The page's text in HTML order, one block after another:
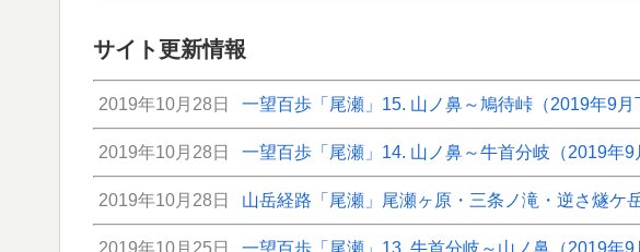
サイト更新情報
2019年10月28日 一望百歩「尾瀬」15. 山ノ鼻～鳩待峠（2019年9月
2019年10月28日 一望百歩「尾瀬」14. 山ノ鼻～牛首分岐（2019年
2019年10月28日 山岳経路「尾瀬」尾瀬ヶ原・三条ノ滝・逆さ燧ケ
2019年10月25日 一望百歩「尾瀬」13. 牛首分岐～山ノ鼻（2019年